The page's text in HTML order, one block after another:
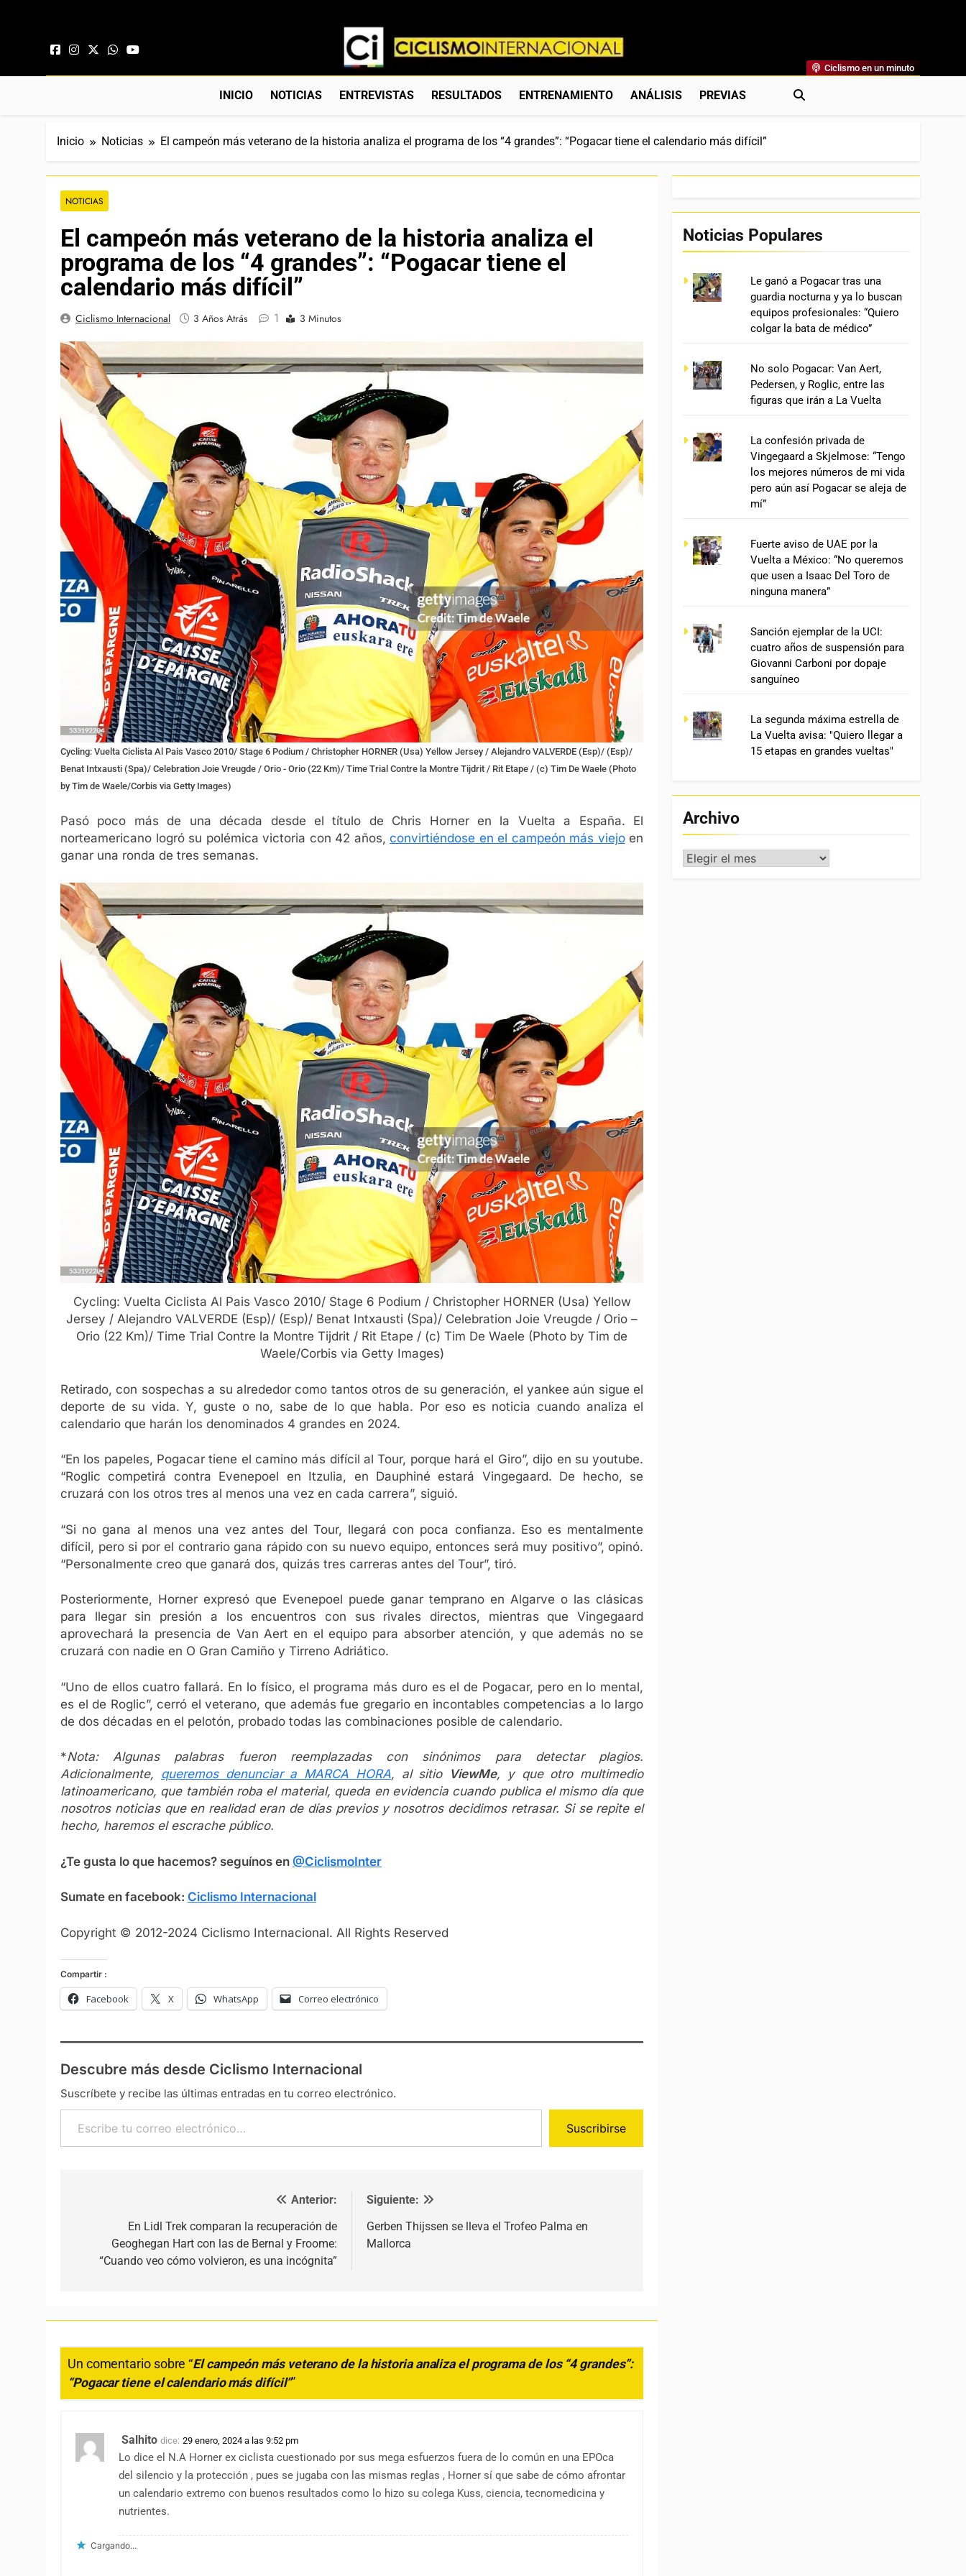
Ciclismo Internacional
Web Dedicada Al Ciclismo Mundial. Entrevistas, Análisis, Crónicas, Previas Y Más. La Web Ciclista De Referencia.
Ciclismo en un minuto
INICIO NOTICIAS ENTREVISTAS RESULTADOS ENTRENAMIENTO ANÁLISIS PREVIAS
Inicio Noticias El campeón más veterano de la historia analiza el programa de los “4 grandes”: “Pogacar tiene el calendario más difícil”
NOTICIAS
El campeón más veterano de la historia analiza el
programa de los “4 grandes”: “Pogacar tiene el
calendario más difícil”
Ciclismo Internacional 3 Años Atrás 1 3 Minutos
Cycling: Vuelta Ciclista Al Pais Vasco 2010/ Stage 6 Podium / Christopher HORNER (Usa) Yellow Jersey / Alejandro VALVERDE (Esp)/ (Esp)/
Benat Intxausti (Spa)/ Celebration Joie Vreugde / Orio - Orio (22 Km)/ Time Trial Contre la Montre Tijdrit / Rit Etape / (c) Tim De Waele (Photo
by Tim de Waele/Corbis via Getty Images)
Pasó poco más de una década desde el título de Chris Horner en la Vuelta a España. El
norteamericano logró su polémica victoria con 42 años,convirtiéndose en el campeón más viejoen
ganar una ronda de tres semanas.
Cycling: Vuelta Ciclista Al Pais Vasco 2010/ Stage 6 Podium / Christopher HORNER (Usa) Yellow
Jersey / Alejandro VALVERDE (Esp)/ (Esp)/ Benat Intxausti (Spa)/ Celebration Joie Vreugde / Orio –
Orio (22 Km)/ Time Trial Contre la Montre Tijdrit / Rit Etape / (c) Tim De Waele (Photo by Tim de
Waele/Corbis via Getty Images)
Retirado, con sospechas a su alrededor como tantos otros de su generación, el yankee aún sigue el
deporte de su vida. Y, guste o no, sabe de lo que habla. Por eso es noticia cuando analiza el
calendario que harán los denominados 4 grandes en 2024.
“En los papeles, Pogacar tiene el camino más difícil al Tour, porque hará el Giro”, dijo en su youtube.
“Roglic competirá contra Evenepoel en Itzulia, en Dauphiné estará Vingegaard. De hecho, se
cruzará con los otros tres al menos una vez en cada carrera”, siguió.
“Si no gana al menos una vez antes del Tour, llegará con poca confianza. Eso es mentalmente
difícil, pero si por el contrario gana rápido con su nuevo equipo, entonces será muy positivo”, opinó.
“Personalmente creo que ganará dos, quizás tres carreras antes del Tour”, tiró.
Posteriormente, Horner expresó que Evenepoel puede ganar temprano en Algarve o las clásicas
para llegar sin presión a los encuentros con sus rivales directos, mientras que Vingegaard
aprovechará la presencia de Van Aert en el equipo para absorber atención, y que además no se
cruzará con nadie en O Gran Camiño y Tirreno Adriático.
“Uno de ellos cuatro fallará. En lo físico, el programa más duro es el de Pogacar, pero en lo mental,
es el de Roglic”, cerró el veterano, que además fue gregario en incontables competencias a lo largo
de dos décadas en el pelotón, probado todas las combinaciones posible de calendario.
*Nota: Algunas palabras fueron reemplazadas con sinónimos para detectar plagios.
Adicionalmente, queremos denunciar a MARCA HORA, al sitio ViewMe, y que otro multimedio
latinoamericano, que también roba el material, queda en evidencia cuando publica el mismo día que
nosotros noticias que en realidad eran de días previos y nosotros decidimos retrasar. Si se repite el
hecho, haremos el escrache público.
¿Te gusta lo que hacemos? seguínos en @CiclismoInter
Sumate en facebook: Ciclismo Internacional
Copyright © 2012-2024 Ciclismo Internacional. All Rights Reserved
Compartir :
Facebook X WhatsApp Correo electrónico
Descubre más desde Ciclismo Internacional
Suscríbete y recibe las últimas entradas en tu correo electrónico.
Escribe tu correo electrónico…
Suscribirse
Anterior:
En Lidl Trek comparan la recuperación de
Geoghegan Hart con las de Bernal y Froome:
“Cuando veo cómo volvieron, es una incógnita”
Siguiente:
Gerben Thijssen se lleva el Trofeo Palma en
Mallorca
Un comentario sobre “El campeón más veterano de la historia analiza el programa de los “4 grandes”:
“Pogacar tiene el calendario más difícil””
Salhito dice: 29 enero, 2024 a las 9:52 pm
Lo dice el N.A Horner ex ciclista cuestionado por sus mega esfuerzos fuera de lo común en una EPOca
del silencio y la protección , pues se jugaba con las mismas reglas , Horner sí que sabe de cómo afrontar
un calendario extremo con buenos resultados como lo hizo su colega Kuss, ciencia, tecnomedicina y
nutrientes.
Cargando...
Noticias Populares
Le ganó a Pogacar tras una
guardia nocturna y ya lo buscan
equipos profesionales: “Quiero
colgar la bata de médico”
No solo Pogacar: Van Aert,
Pedersen, y Roglic, entre las
figuras que irán a La Vuelta
La confesión privada de
Vingegaard a Skjelmose: “Tengo
los mejores números de mi vida
pero aún así Pogacar se aleja de
mí”
Fuerte aviso de UAE por la
Vuelta a México: “No queremos
que usen a Isaac Del Toro de
ninguna manera”
Sanción ejemplar de la UCI:
cuatro años de suspensión para
Giovanni Carboni por dopaje
sanguíneo
La segunda máxima estrella de
La Vuelta avisa: "Quiero llegar a
15 etapas en grandes vueltas"
Archivo
Archivo